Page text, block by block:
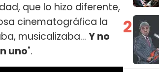
que lo hizo diferente,
cinematográfica la
musicalizaba... Y no
uno".
2